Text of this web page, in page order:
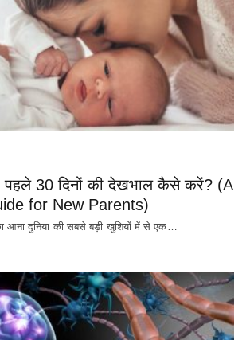
पहले 30 दिनों की देखभाल कैसे करें? (A
for New Parents)
आना दुनिया की सबसे बड़ी खुशियों में से एक…